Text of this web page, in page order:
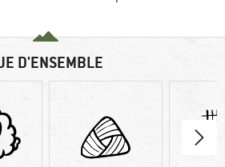
D'ENSEMBLE